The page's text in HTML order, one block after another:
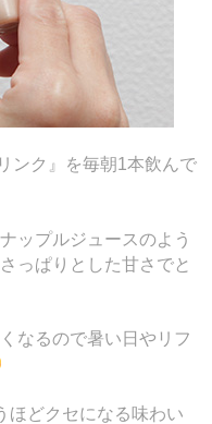
ンク』を毎朝1本飲んで
ップルジュースのよう
っぱりとした甘さでと
なるので暑い日やリフ
ほどクセになる味わい